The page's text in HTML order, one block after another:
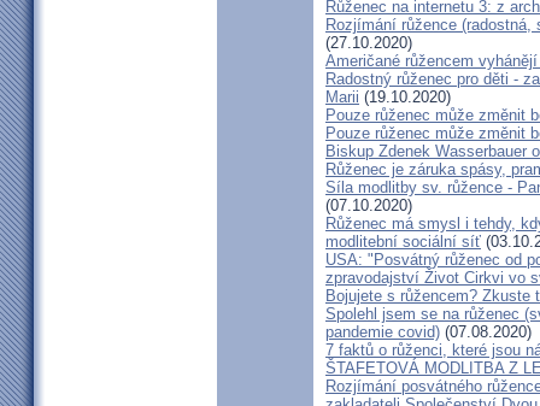
Růženec na internetu 3: z
Rozjímání růžence
(27.10.2020)
Američané růžencem
Radostný růženec pro děti -
Marii (19.10.2020)
Pouze růženec může změnit
Pouze růženec může změnit
Biskup Zdenek Wasserbauer
Růženec je záruka spásy,
Síla modlitby sv. růžence -
(07.10.2020)
Růženec má smysl i tehdy,
modlitební sociální síť
USA: "Posvátný růženec od
zpravodajství Život Cirkvi vo
Bojujete s růžencem? Zkuste
Spolehl jsem se na růženec
pandemie covid) (07.08.2020)
7 faktů o růženci, které jsou
ŠTAFETOVÁ MODLITBA Z
Rozjímání posvátného